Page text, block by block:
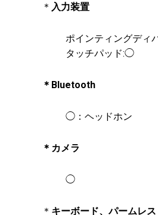
＊ 入力装置
ポインティングディ
タッチパッド:◯
＊Bluetooth
◯：ヘッドホン
＊カメラ
◯
＊ キーボード、パームレス